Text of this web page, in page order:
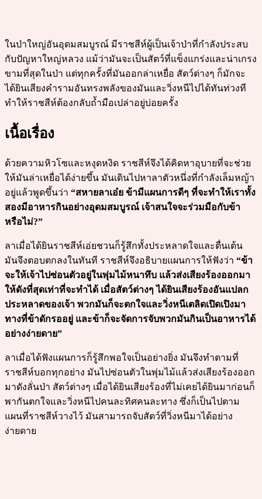
ในป่าใหญ่อันอุดมสมบูรณ์ มีราชสีห์ผู้เป็นเจ้าป่าที่กำลังประสบ
กับปัญหาใหญ่หลวง แม้ว่ามันจะเป็นสัตว์ที่แข็งแกร่งและน่าเกรง
ขามที่สุดในป่า แต่ทุกครั้งที่มันออกล่าเหยื่อ สัตว์ต่างๆ ก็มักจะ
ได้ยินเสียงคำรามอันทรงพลังของมันและวิ่งหนีไปได้ทันท่วงที
ทำให้ราชสีห์ต้องกลับถ้ำมือเปล่าอยู่บ่อยครั้ง
เนื้อเรื่อง
ด้วยความหิวโซและหงุดหงิด ราชสีห์จึงได้คิดหาอุบายที่จะช่วย
ให้มันล่าเหยื่อได้ง่ายขึ้น มันเดินไปหาลาตัวหนึ่งที่กำลังเล็มหญ้า
อยู่แล้วพูดขึ้นว่า “สหายลาเอ๋ย ข้ามีแผนการดีๆ ที่จะทำให้เราทั้ง
สองมีอาหารกินอย่างอุดมสมบูรณ์ เจ้าสนใจจะร่วมมือกับข้า
หรือไม่?”
ลาเมื่อได้ยินราชสีห์เอ่ยชวนก็รู้สึกทั้งประหลาดใจและตื่นเต้น
มันจึงตอบตกลงในทันที ราชสีห์จึงอธิบายแผนการให้ฟังว่า “ข้า
จะให้เจ้าไปซ่อนตัวอยู่ในพุ่มไม้หนาทึบ แล้วส่งเสียงร้องออกมา
ให้ดังที่สุดเท่าที่จะทำได้ เมื่อสัตว์ต่างๆ ได้ยินเสียงร้องอันแปลก
ประหลาดของเจ้า พวกมันก็จะตกใจและวิ่งหนีเตลิดเปิดเปิงมา
ทางที่ข้าดักรออยู่ และข้าก็จะจัดการจับพวกมันกินเป็นอาหารได้
อย่างง่ายดาย”
ลาเมื่อได้ฟังแผนการก็รู้สึกพอใจเป็นอย่างยิ่ง มันจึงทำตามที่
ราชสีห์บอกทุกอย่าง มันไปซ่อนตัวในพุ่มไม้แล้วส่งเสียงร้องออก
มาดังลั่นป่า สัตว์ต่างๆ เมื่อได้ยินเสียงร้องที่ไม่เคยได้ยินมาก่อนก็
พากันตกใจและวิ่งหนีไปคนละทิศคนละทาง ซึ่งก็เป็นไปตาม
แผนที่ราชสีห์วางไว้ มันสามารถจับสัตว์ที่วิ่งหนีมาได้อย่าง
ง่ายดาย